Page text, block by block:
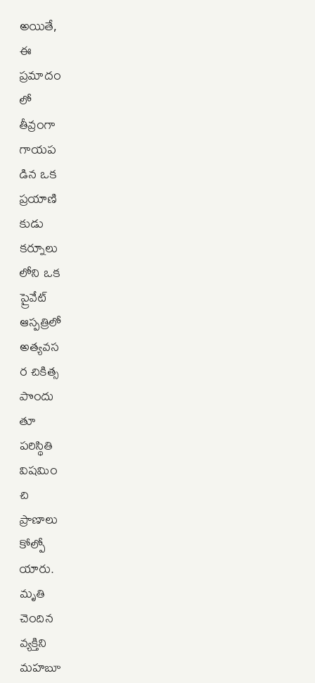
అయితే,
ఈ
ప్రమాదం
లో
తీవ్రంగా
గాయప
డిన ఒక
ప్రయాణి
కుడు
కర్నూలు
లోని ఒక
ప్రైవేట్
ఆస్పత్రిలో
అత్యవస
ర చికిత్స
పొందు
తూ
పరిస్థితి
విషమిం
చి
ప్రాణాలు
కోల్పో
యారు.
మృతి
చెందిన
వ్యక్తిని
మహబూ